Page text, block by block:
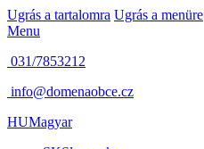
Ugrás a tartalomra Ugrás a menüre
Menu
031/7853212
info@domenaobce.cz
HUMagyar